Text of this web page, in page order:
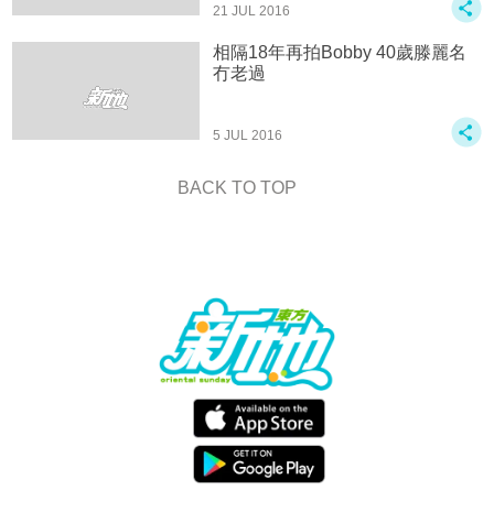
21 JUL 2016
相隔18年再拍Bobby 40歲滕麗名
冇老過
5 JUL 2016
BACK TO TOP